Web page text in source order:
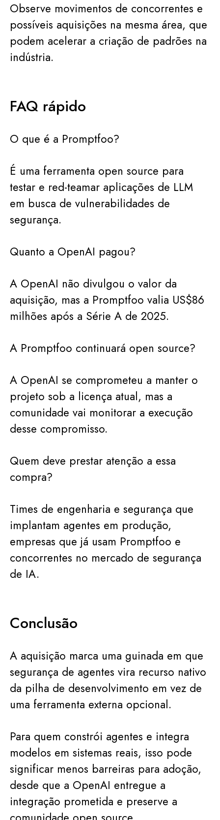
Observe movimentos de concorrentes e
possíveis aquisições na mesma área, que
podem acelerar a criação de padrões na
indústria.
FAQ rápido
O que é a Promptfoo?
É uma ferramenta open source para
testar e red-teamar aplicações de LLM
em busca de vulnerabilidades de
segurança.
Quanto a OpenAI pagou?
A OpenAI não divulgou o valor da
aquisição, mas a Promptfoo valia US$86
milhões após a Série A de 2025.
A Promptfoo continuará open source?
A OpenAI se comprometeu a manter o
projeto sob a licença atual, mas a
comunidade vai monitorar a execução
desse compromisso.
Quem deve prestar atenção a essa
compra?
Times de engenharia e segurança que
implantam agentes em produção,
empresas que já usam Promptfoo e
concorrentes no mercado de segurança
de IA.
Conclusão
A aquisição marca uma guinada em que
segurança de agentes vira recurso nativo
da pilha de desenvolvimento em vez de
uma ferramenta externa opcional.
Para quem constrói agentes e integra
modelos em sistemas reais, isso pode
significar menos barreiras para adoção,
desde que a OpenAI entregue a
integração prometida e preserve a